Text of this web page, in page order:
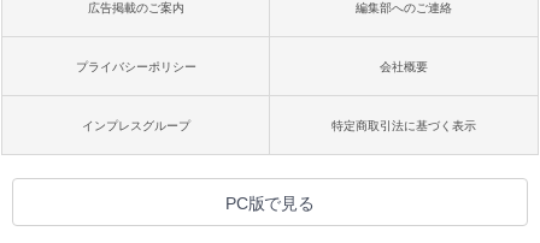
広告掲載のご案内 編集部へのご連絡
プライバシーポリシー 会社概要
インプレスグループ 特定商取引法に基づく表示
PC版で見る